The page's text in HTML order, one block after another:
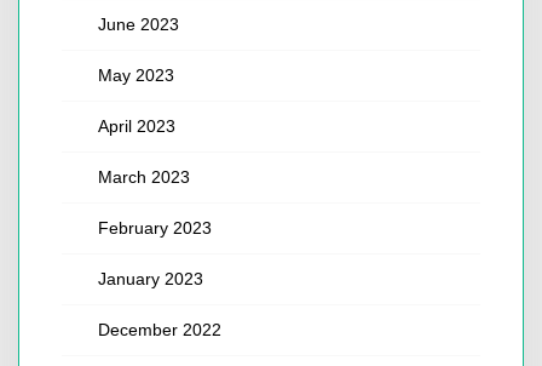
June 2023
May 2023
April 2023
March 2023
February 2023
January 2023
December 2022